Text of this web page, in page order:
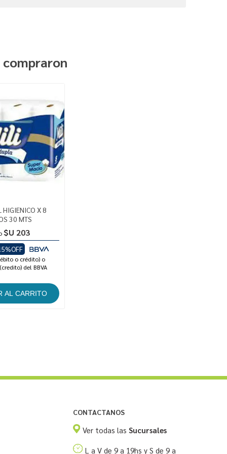
HIGIENICO X 8
30 MTS
$U 203
o crédito) o
del BBVA
CONTACTANOS
Ver todas las Sucursales
L a V de 9 a 19hs y S de 9 a